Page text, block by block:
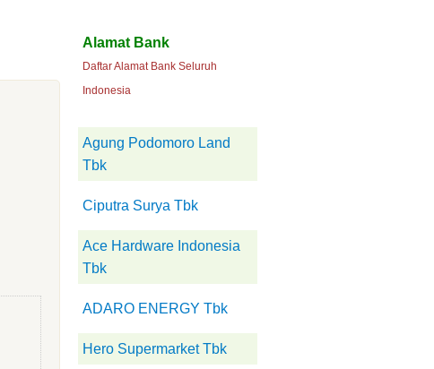
Alamat Bank
Daftar Alamat Bank Seluruh
Indonesia
Agung Podomoro Land
Tbk
Ciputra Surya Tbk
Ace Hardware Indonesia
Tbk
ADARO ENERGY Tbk
Hero Supermarket Tbk